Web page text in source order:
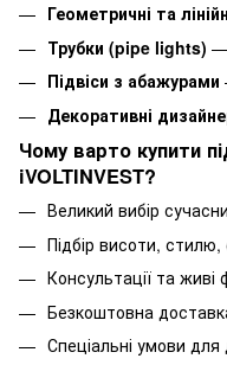
Геометричні та
Трубки (pipe lights) —
Підвіси з абажурами
Декоративні
Чому варто купити
iVOLTINVEST?
Великий вибір
Підбір висоти, стилю,
Консультації та живі
Безкоштовна
Спеціальні умови для